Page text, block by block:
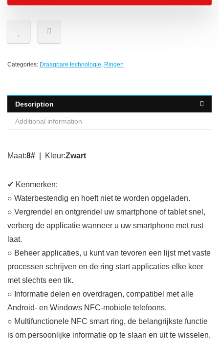
Categories: Draagbare technologie, Ringen
Description
Additional information
Maat:8# | Kleur:Zwart
✔ Kenmerken:
○ Waterbestendig en hoeft niet te worden opgeladen.
○ Vergrendel en ontgrendel uw smartphone of tablet snel,
verberg de applicatie wanneer u uw smartphone met rust
laat.
○ Beheer applicaties, u kunt van tevoren een lijst met vaste
processen schrijven en de ring start applicaties elke keer
met slechts een tik.
○ Informatie delen en overdragen, compatibel met alle
Android- en Windows NFC-mobiele telefoons.
○ Multifunctionele NFC smart ring, de belangrijkste functie
is om persoonlijke informatie op te slaan en uit te wisselen,